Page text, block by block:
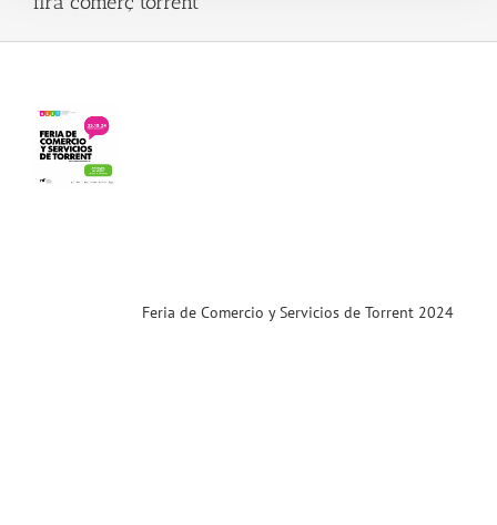
Feria de Comercio y Servicios de Torrent 2024